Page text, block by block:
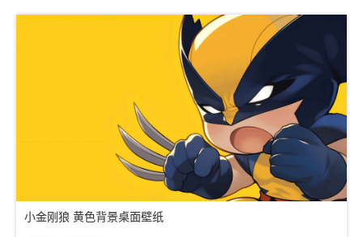
小金刚狼 黄色背景桌面壁纸